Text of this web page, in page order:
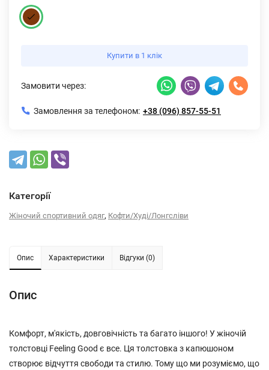
Купити в 1 клік
Замовити через:
Замовлення за телефоном: +38 (096) 857-55-51
Категорії
Жіночий спортивний одяг, Кофти/Худі/Лонгсліви
Опис Характеристики Відгуки (0)
Опис
Комфорт, м'якість, довговічність та багато іншого! У жіночій
толстовці Feeling Good є все. Ця толстовка з капюшоном
створює відчуття свободи та стилю. Тому що ми розуміємо, що